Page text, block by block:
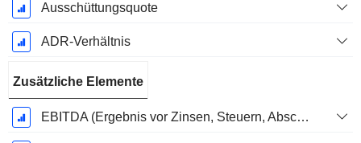
Ausschüttungsquote
ADR-Verhältnis
Zusätzliche Elemente
EBITDA (Ergebnis vor Zinsen, Steuern, Abschreibungen auf immaterielle Vermögenswerte und Sachanlagen)